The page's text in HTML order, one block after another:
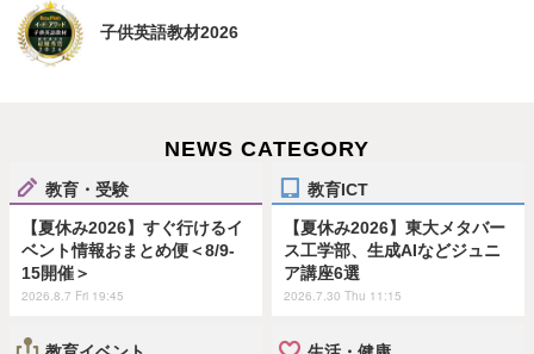
子供英語教材2026
NEWS CATEGORY
教育・受験
【夏休み2026】すぐ行けるイ
ベント情報おまとめ便＜8/9-
15開催＞
2026.8.7 Fri 19:45
教育ICT
【夏休み2026】東大メタバー
ス工学部、生成AIなどジュニ
ア講座6選
2026.7.30 Thu 11:15
教育イベント 生活・健康